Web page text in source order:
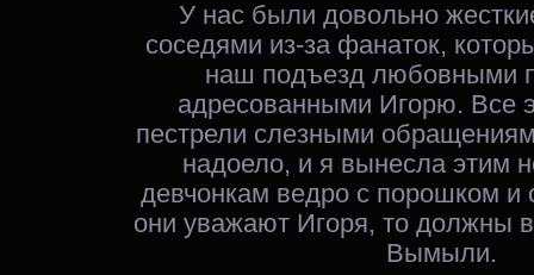
У нас были довольно
соседями из-за фанаток,
наш подъезд любовными
адресованными Игорю. Все
пестрели слезными
надоело, и я вынесла этим
девчонкам ведро с порошком и
они уважают Игоря, то должны
Вымыли.